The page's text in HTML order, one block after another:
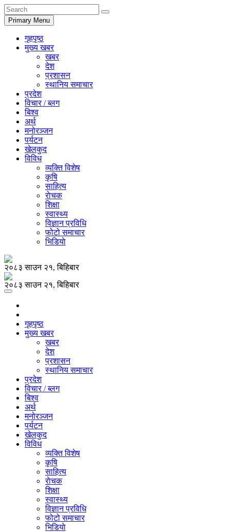
Primary Menu
गृहपृष्ठ
मुख्य खबर
खबर
देश
प्रशासन
स्थानिय समाचार
प्रदेश
विचार / ब्लग
बिश्व
अर्थ
मनोरञ्जन
पर्यटन
खेलकुद
विविध
व्यक्ति विशेष
कृषि
साहित्य
राेचक
शिक्षा
स्वास्थ्य
विज्ञान प्रविधि
फोटो समाचार
भिडियाे
२०८३ साउन २१, बिहिबार
२०८३ साउन २१, बिहिबार
गृहपृष्ठ
मुख्य खबर
खबर
देश
प्रशासन
स्थानिय समाचार
प्रदेश
विचार / ब्लग
बिश्व
अर्थ
मनोरञ्जन
पर्यटन
खेलकुद
विविध
व्यक्ति विशेष
कृषि
साहित्य
राेचक
शिक्षा
स्वास्थ्य
विज्ञान प्रविधि
फोटो समाचार
भिडियाे